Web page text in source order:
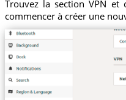
Trouvez la section VPN
commencer à créer une